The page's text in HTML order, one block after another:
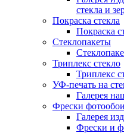
стекла и
Покраска стекла
Покраска
Стеклопакеты
Триплекс стекло
Триплекс
УФ-печать на
Галерея
Фрески фотообои
Галерея
Фрески и